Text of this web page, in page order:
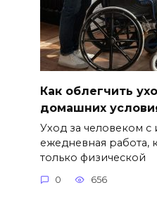
Как облегчить
домашних
Уход за человеком
ежедневная работа,
только физической
0 656